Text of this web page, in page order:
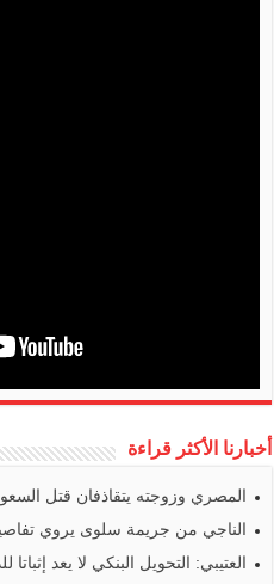
أخبارنا الأكثر قراءة
المصري وزوجته يتقاذفان قتل
الناجي من جريمة سلوى يروي
العتيبي: التحويل البنكي لا يعد إثباتا